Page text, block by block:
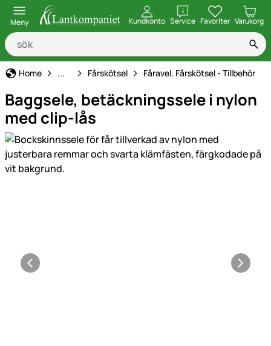
Meny Kundkonto ServiceöppnaFavoriter Varukorg
Home Djurhållning, Utfodring & Vård
... Fårskötsel Fåravel, Fårskötsel - Tillbehör
Baggsele, betäckningssele i nylon
med clip-lås
Produktgaleri